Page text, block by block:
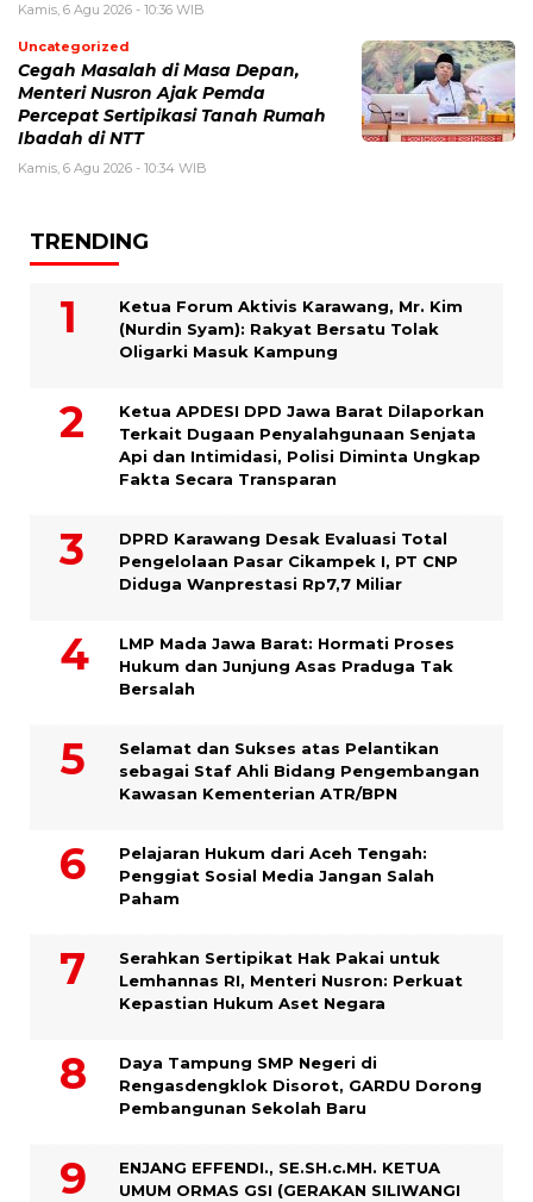
Kamis, 6 Agu 2026 - 10:36 WIB
Uncategorized
Cegah Masalah di Masa Depan,
Menteri Nusron Ajak Pemda
Percepat Sertipikasi Tanah Rumah
Ibadah di NTT
Kamis, 6 Agu 2026 - 10:34 WIB
TRENDING
Ketua Forum Aktivis Karawang, Mr. Kim
(Nurdin Syam): Rakyat Bersatu Tolak
Oligarki Masuk Kampung
Ketua APDESI DPD Jawa Barat Dilaporkan
Terkait Dugaan Penyalahgunaan Senjata
Api dan Intimidasi, Polisi Diminta Ungkap
Fakta Secara Transparan
DPRD Karawang Desak Evaluasi Total
Pengelolaan Pasar Cikampek I, PT CNP
Diduga Wanprestasi Rp7,7 Miliar
LMP Mada Jawa Barat: Hormati Proses
Hukum dan Junjung Asas Praduga Tak
Bersalah
Selamat dan Sukses atas Pelantikan
sebagai Staf Ahli Bidang Pengembangan
Kawasan Kementerian ATR/BPN
Pelajaran Hukum dari Aceh Tengah:
Penggiat Sosial Media Jangan Salah
Paham
Serahkan Sertipikat Hak Pakai untuk
Lemhannas RI, Menteri Nusron: Perkuat
Kepastian Hukum Aset Negara
Daya Tampung SMP Negeri di
Rengasdengklok Disorot, GARDU Dorong
Pembangunan Sekolah Baru
ENJANG EFFENDI., SE.SH.c.MH. KETUA
UMUM ORMAS GSI (GERAKAN SILIWANGI